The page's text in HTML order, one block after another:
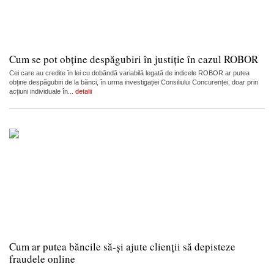
Cum se pot obține despăgubiri în justiție în cazul ROBOR
Cei care au credite în lei cu dobândă variabilă legată de indicele ROBOR ar putea
obține despăgubiri de la bănci, în urma investigației Consiliului Concurenței, doar prin
acțiuni individuale în... detalii
Cum ar putea băncile să-și ajute clienții să depisteze
fraudele online